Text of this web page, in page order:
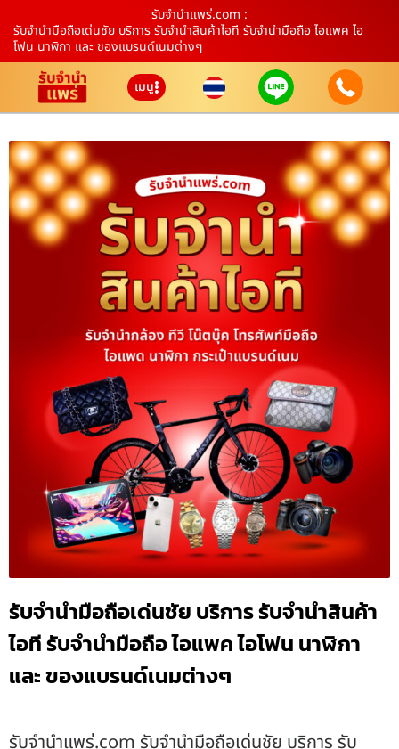
รับจํานําแพร่.com :
รับจำนำมือถือเด่นชัย บริการ รับจำนำสินค้าไอที รับจำนำมือถือ ไอแพค ไอ
โฟน นาฬิกา และ ของแบรนด์เนมต่างๆ
เมนู
รับจำนำมือถือเด่นชัย บริการ รับจำนำสินค้า
ไอที รับจำนำมือถือ ไอแพค ไอโฟน นาฬิกา
และ ของแบรนด์เนมต่างๆ
รับจํานําแพร่.com รับจำนำมือถือเด่นชัย บริการ รับ